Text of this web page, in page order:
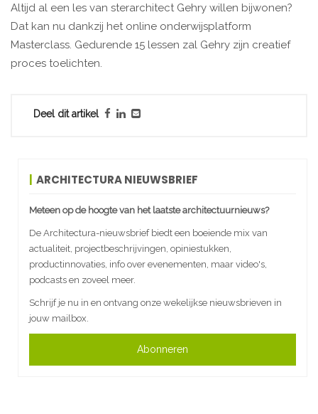
Altijd al een les van sterarchitect Gehry willen bijwonen?
Dat kan nu dankzij het online onderwijsplatform
Masterclass. Gedurende 15 lessen zal Gehry zijn creatief
proces toelichten.
Deel dit artikel
ARCHITECTURA NIEUWSBRIEF
Meteen op de hoogte van het laatste architectuurnieuws?
De Architectura-nieuwsbrief biedt een boeiende mix van
actualiteit, projectbeschrijvingen, opiniestukken,
productinnovaties, info over evenementen, maar video's,
podcasts en zoveel meer.
Schrijf je nu in en ontvang onze wekelijkse nieuwsbrieven in
jouw mailbox.
Abonneren